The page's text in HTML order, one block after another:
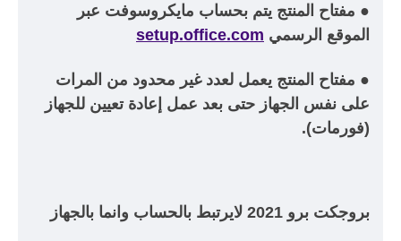
● مفتاح المنتج يتم بحساب مايكروسوفت عبر
الموقع الرسمي setup.office.com
● مفتاح المنتج يعمل لعدد غير محدود من المرات
على نفس الجهاز حتى بعد عمل إعادة تعيين للجهاز
(فورمات).
بروجكت برو 2021 لايرتبط بالحساب وانما بالجهاز